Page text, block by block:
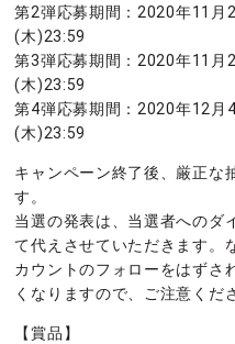
第2弾応募期間：2020年11月
(木)23:59
第3弾応募期間：2020年11月
(木)23:59
第4弾応募期間：2020年12月
(木)23:59
キャンペーン終了後、厳正な
す。
当選の発表は、当選者へのダ
て代えさせていただきます
カウントのフォローをはずさ
くなりますので、ご注意くだ
【賞品】